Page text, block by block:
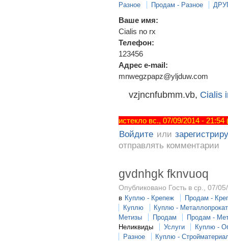
Разное
Продам - Разное
Ваше имя:
Cialis no rx
Телефон:
123456
Адрес e-mail:
mnwegzpapz@yljduw.com
vzjncnfubmm.vb, Cialis
истекло вс., 07/09/2014 -
Войдите или
отправлять комментарии
gvdnhgk fknvuoq
Опубликовано Гость в ср., 07/
в Куплю - Крепеж
Продам -
Куплю
Куплю - Металлопрокат
Метизы
Продам
Продам -
Неликвиды
Услуги
Куплю -
Разное
Куплю -